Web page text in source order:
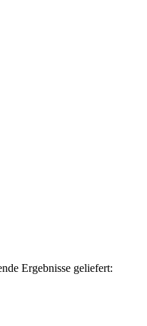
Ergebnisse geliefert: